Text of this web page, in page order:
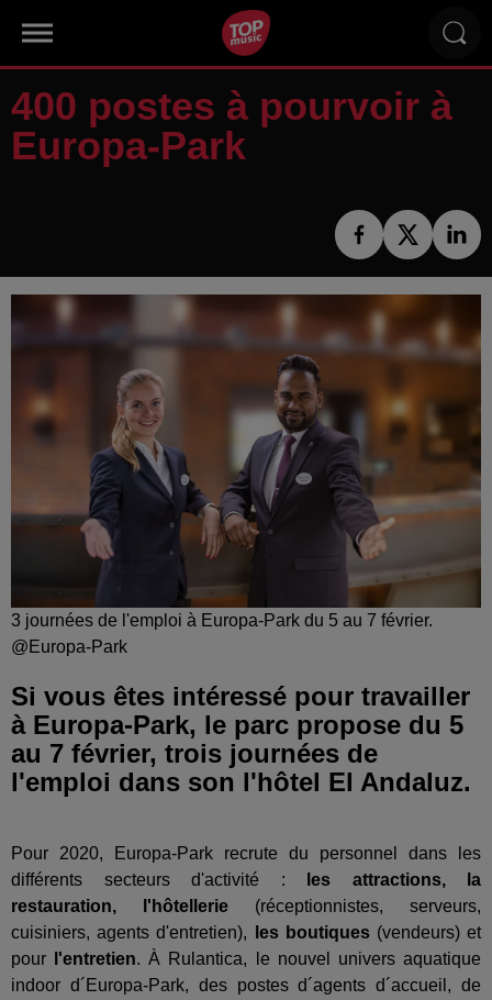
400 postes à pourvoir à
Europa-Park
3 journées de l'emploi à Europa-Park du 5 au 7 février.
@Europa-Park
Si vous êtes intéressé pour travailler
à Europa-Park, le parc propose du 5
au 7 février, trois journées de
l'emploi dans son l'hôtel El Andaluz.
Pour 2020, Europa-Park recrute du personnel dans les
différents secteurs d'activité :
les attractions, la
restauration, l'hôtellerie (réceptionnistes, serveurs,
cuisiniers, agents d'entretien),
les boutiques(vendeurs) et
pour
l'entretien. À Rulantica, le nouvel univers aquatique
indoor d´Europa-Park, des postes d´agents d´accueil, de